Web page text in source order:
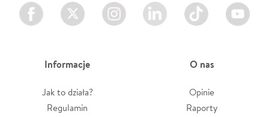
Facebook Twitter Instagram LinkedIn TikTok Youtube
Informacje
Jak to działa?
Regulamin
O nas
Opinie
Raporty